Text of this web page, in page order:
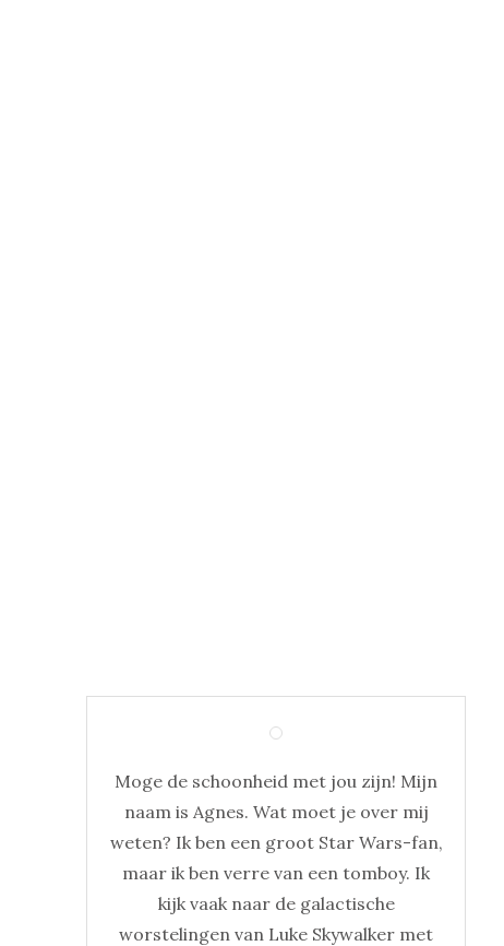
Moge de schoonheid met jou zijn! Mijn
naam is Agnes. Wat moet je over mij
weten? Ik ben een groot Star Wars-fan,
maar ik ben verre van een tomboy. Ik
kijk vaak naar de galactische
worstelingen van Luke Skywalker met